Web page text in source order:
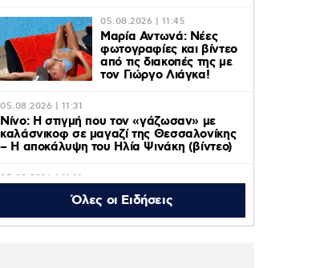
05.08.2026 | 11:45
Μαρία Αντωνά: Νέες
φωτογραφίες και βίντεο
από τις διακοπές της με
τον Γιώργο Λιάγκα!
05.08.2026 | 11:31
Νίνο: Η στιγμή που τον «γάζωσαν» με
καλάσνικοφ σε μαγαζί της Θεσσαλονίκης
– Η αποκάλυψη του Ηλία Ψινάκη (βίντεο)
05.08.2026 | 11:11
Axios: ΗΠΑ, Ιράν και Ομάν κοντά σε
συμφωνία για το άνοιγμα των Στενών του
Ορμούζ – Οι όροι
Όλες οι Ειδήσεις